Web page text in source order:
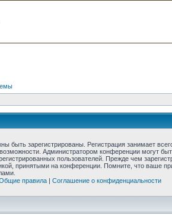
быть зарегистрированы. Регистрация занимает
Администратором конференции могут
пользователей. Прежде чем
принятыми на конференции. Помните, что ваше
правила| Соглашение о конфиденциальности